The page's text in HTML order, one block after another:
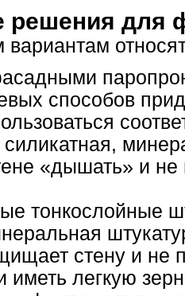
для
способов
силикатная,
«дышать» и не
тонкослойные
стену и не
иметь легкую